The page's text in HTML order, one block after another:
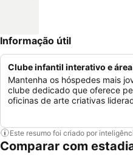
Informação útil
Clube infantil interativo e
Mantenha os hóspedes mais
clube dedicado que oferece
oficinas de arte criativas
Este resumo foi criado por
Comparar com